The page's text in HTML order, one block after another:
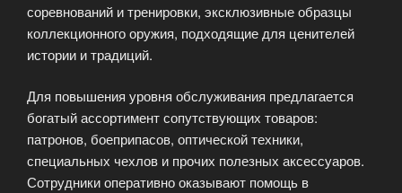
соревнований и тренировки, эксклюзивные образцы
коллекционного оружия, подходящие для ценителей
истории и традиций.
Для повышения уровня обслуживания предлагается
богатый ассортимент сопутствующих товаров:
патронов, боеприпасов, оптической техники,
специальных чехлов и прочих полезных аксессуаров.
Сотрудники оперативно оказывают помощь в